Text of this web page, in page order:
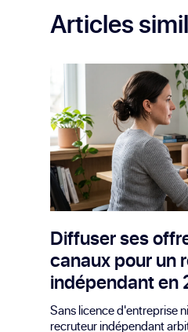
Articles
Diffuser ses
canaux pour un
indépendant en
Sans licence d'entreprise
recruteur indépendant